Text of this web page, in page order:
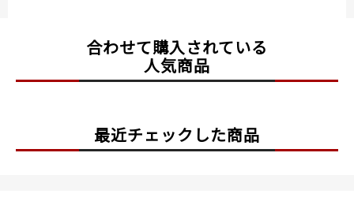
合わせて購入されている
人気商品
最近チェックした商品